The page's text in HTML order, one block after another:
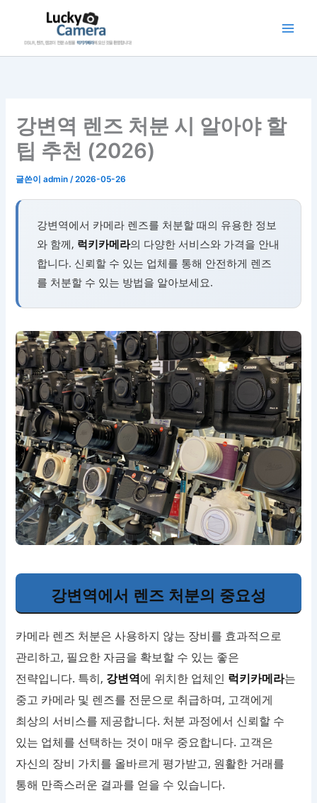
로
강변역 렌즈 처분 시 알아야 할
팁 추천 (2026)
글쓴이admin/2026-05-26
강변역에서 카메라 렌즈를 처분할 때의 유용한 정보
와 함께, 럭키카메라의 다양한 서비스와 가격을 안내
합니다. 신뢰할 수 있는 업체를 통해 안전하게 렌즈
를 처분할 수 있는 방법을 알아보세요.
강변역에서 렌즈 처분의 중요성
카메라 렌즈 처분은 사용하지 않는 장비를 효과적으로
관리하고, 필요한 자금을 확보할 수 있는 좋은
전략입니다. 특히, 강변역에 위치한 업체인 럭키카메라는
중고 카메라 및 렌즈를 전문으로 취급하며, 고객에게
최상의 서비스를 제공합니다. 처분 과정에서 신뢰할 수
있는 업체를 선택하는 것이 매우 중요합니다. 고객은
자신의 장비 가치를 올바르게 평가받고, 원활한 거래를
통해 만족스러운 결과를 얻을 수 있습니다.